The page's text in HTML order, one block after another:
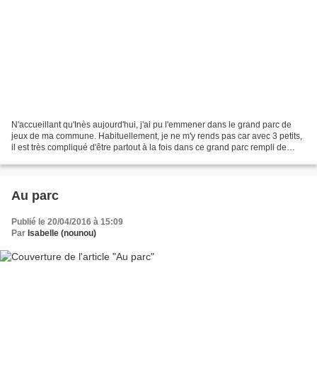
N'accueillant qu'Inès aujourd'hui, j'ai pu l'emmener dans le grand parc de
jeux de ma commune. Habituellement, je ne m'y rends pas car avec 3 petits,
il est très compliqué d'être partout à la fois dans ce grand parc rempli de
Au parc
Publié le 20/04/2016 à 15:09
Par Isabelle (nounou)